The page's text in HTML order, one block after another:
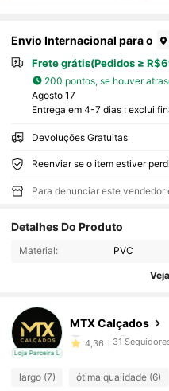
Envio Internacional para o
Frete grátis(Pedidos ≥
200 pontos, se houver
Agosto 17
Entrega em 4-7 dias : exclui
Devoluções Gratuitas
Para denunciar este vendedor
Detalhes Do Produto
Material: PVC
Loja Parceira Local
MTX Calçados
4,36 31 Seguidores
4,36 31
4,36 31 Seguidores
largo (7) ótima qualidade (6)